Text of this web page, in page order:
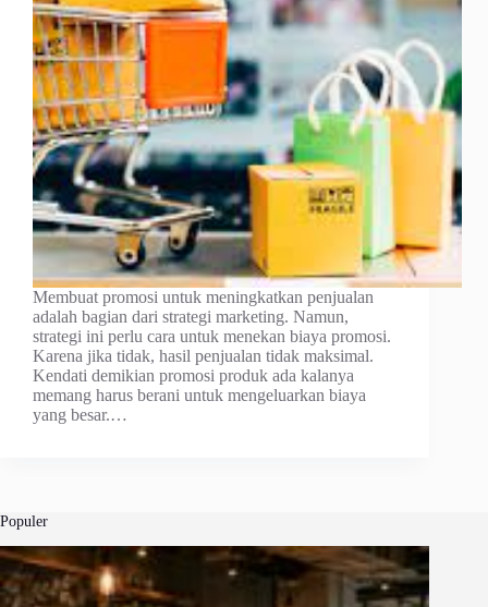
Membuat promosi untuk meningkatkan penjualan
adalah bagian dari strategi marketing. Namun,
strategi ini perlu cara untuk menekan biaya promosi.
Karena jika tidak, hasil penjualan tidak maksimal.
Kendati demikian promosi produk ada kalanya
memang harus berani untuk mengeluarkan biaya
yang besar.…
Populer